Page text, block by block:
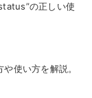
の正しい使
使い方を解説。